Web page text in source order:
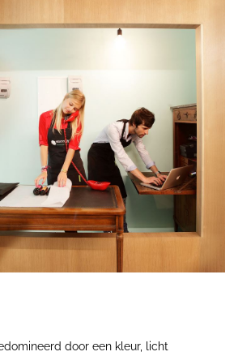
door een kleur, licht